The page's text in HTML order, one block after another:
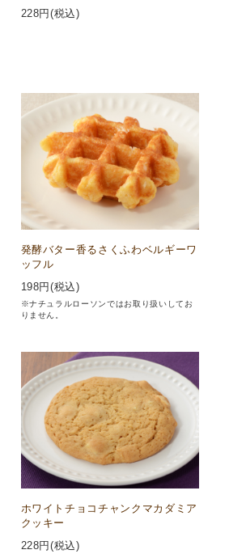
228円(税込)
発酵バター香るさくふわベルギーワ
ッフル
198円(税込)
※ナチュラルローソンではお取り扱いしてお
りません。
ホワイトチョコチャンクマカダミア
クッキー
228円(税込)